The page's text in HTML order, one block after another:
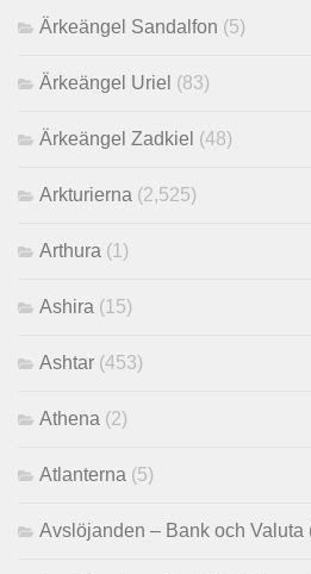
Ärkeängel Sandalfon (5)
Ärkeängel Uriel (83)
Ärkeängel Zadkiel (48)
Arkturierna (2,525)
Arthura (1)
Ashira (15)
Ashtar (453)
Athena (2)
Atlanterna (5)
Avslöjanden – Bank och Valuta